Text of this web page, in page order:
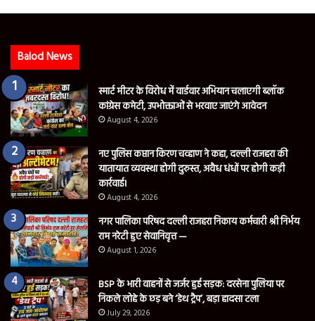
Balod News
स्मार्ट मीटर के विरोध में वार्डवार अभियान चलाएगी ब्लॉक
कांग्रेस कमेटी, उपभोक्ताओं से भरवाए जाएंगे आवेदन
August 4, 2026
नए पुलिस कप्तान किरण चव्हाण ने कहा, दल्ली राजहरा की
यातायात व्यवस्था होगी दुरुस्त, अवैध धंधों पर होगी कड़ी
कार्रवाई।
August 4, 2026
नगर पालिका परिषद दल्ली राजहरा निकाय कर्मचारी श्री निर्भय
राम नरेटी हुए सेवानिवृत्त —
August 1, 2026
BSP के भारी वाहनों से जर्जर हुई सड़क: दरसेना पुलिया पर
निकले लोहे के छड़ बने ‘डेथ ट्रैप’, बड़ा हादसा टला
July 29, 2026